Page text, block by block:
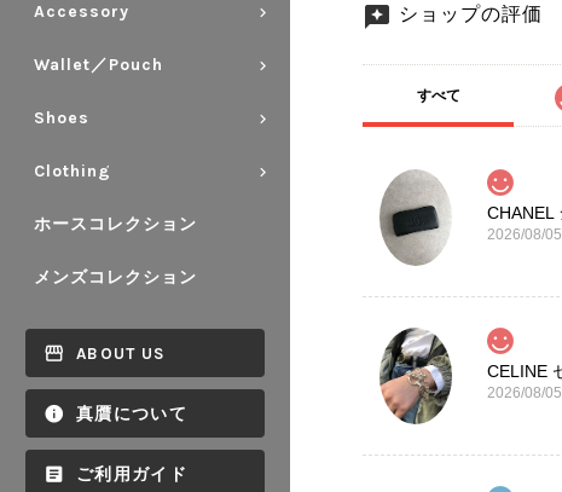
Accessory
Wallet／Pouch
Shoes
Clothing
ホースコレクション
メンズコレクション
ABOUT US
真贋について
ご利用ガイド
ショップの評価
すべて
2026/08/05
2026/08/05